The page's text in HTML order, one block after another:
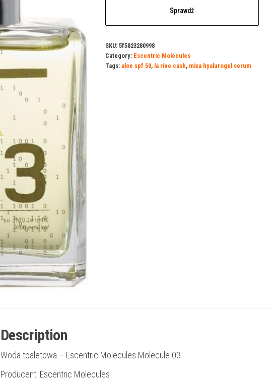
Sprawdź
SKU: 5f5823280998
Category: Escentric Molecules
Tags: aloe spf 50, la rive cash, mixa hyalurogel serum
Description
Woda toaletowa – Escentric Molecules Molecule 03
Producent: Escentric Molecules